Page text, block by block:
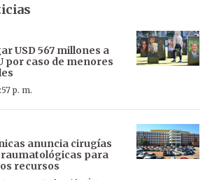
USD 567 millones a
por caso de menores
p. m.
anuncia cirugías
para
recursos